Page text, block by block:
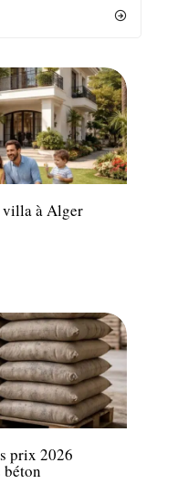
villa à Alger
prix 2026
béton